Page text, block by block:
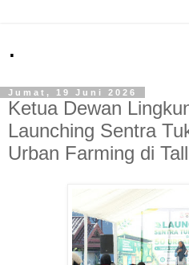
.
Jumat, 19 Juni 2026
Ketua Dewan
Launching Sentra
Urban Farming di